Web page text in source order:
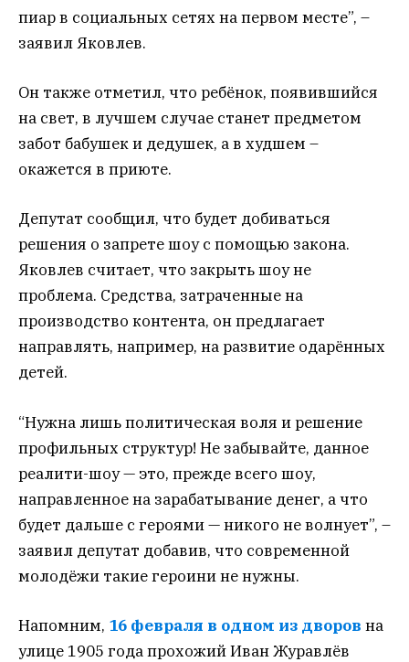
пиар в социальных сетях на первом месте”, –
заявил Яковлев.
Он также отметил, что ребёнок, появившийся
на свет, в лучшем случае станет предметом
забот бабушек и дедушек, а в худшем –
окажется в приюте.
Депутат сообщил, что будет добиваться
решения о запрете шоу с помощью закона.
Яковлев считает, что закрыть шоу не
проблема. Средства, затраченные на
производство контента, он предлагает
направлять, например, на развитие одарённых
детей.
“Нужна лишь политическая воля и решение
профильных структур! Не забывайте, данное
реалити-шоу — это, прежде всего шоу,
направленное на зарабатывание денег, а что
будет дальше с героями — никого не волнует”, –
заявил депутат добавив, что современной
молодёжи такие героини не нужны.
Напомним, 16 февраля в одном из дворов на
улице 1905 года прохожий Иван Журавлёв